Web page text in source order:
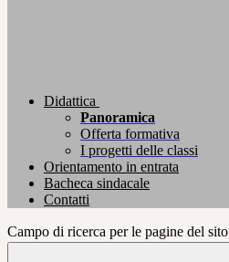
Didattica
Panoramica
Offerta formativa
I progetti delle classi
Orientamento in entrata
Bacheca sindacale
Contatti
Campo di ricerca per le pagine del sito